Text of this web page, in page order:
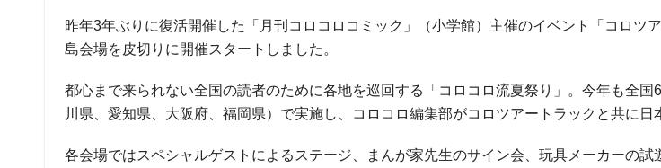
昨年3年ぶりに復活開催した「月刊コロコロコミック」（小学館）主催のイベント「コロツ
島会場を皮切りに開催スタートしました。
都心まで来られない全国の読者のために各地を巡回する「コロコロ流夏祭り」。今年も全国
川県、愛知県、大阪府、福岡県）で実施し、コロコロ編集部がコロツアートラックと共に日
各会場ではスペシャルゲストによるステージ、まんが家先生のサイン会、玩具メーカーの試